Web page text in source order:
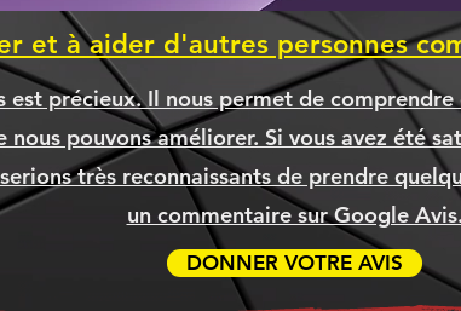
et à aider d'autres personnes
est précieux. Il nous permet de
nous pouvons améliorer. Si vous avez été
très reconnaissants de prendre
un commentaire sur Google Avis.
DONNER VOTRE AVIS